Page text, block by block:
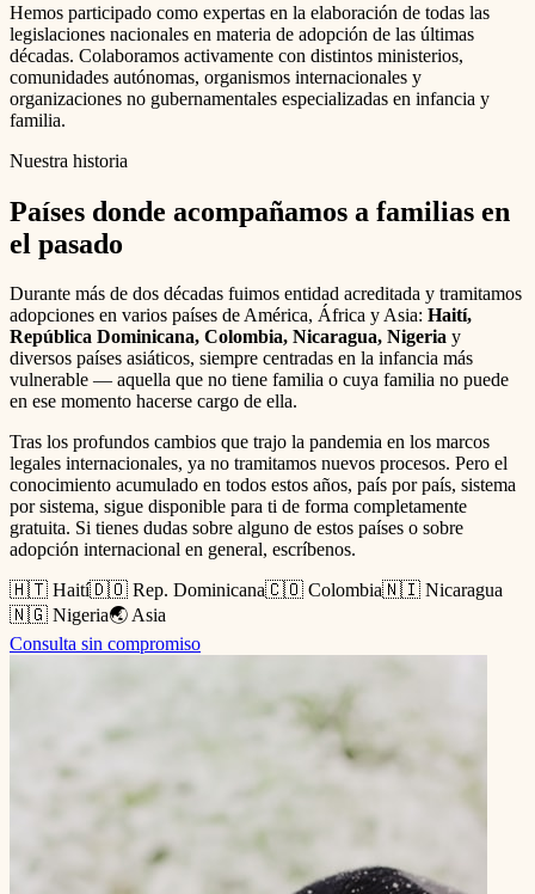
Hemos participado como expertas en la elaboración de todas las
legislaciones nacionales en materia de adopción de las últimas
décadas. Colaboramos activamente con distintos ministerios,
comunidades autónomas, organismos internacionales y
organizaciones no gubernamentales especializadas en infancia y
familia.
Nuestra historia
Países donde acompañamos a familias en
el pasado
Durante más de dos décadas fuimos entidad acreditada y tramitamos
adopciones en varios países de América, África y Asia: Haití,
República Dominicana, Colombia, Nicaragua, Nigeria y
diversos países asiáticos, siempre centradas en la infancia más
vulnerable — aquella que no tiene familia o cuya familia no puede
en ese momento hacerse cargo de ella.
Tras los profundos cambios que trajo la pandemia en los marcos
legales internacionales, ya no tramitamos nuevos procesos. Pero el
conocimiento acumulado en todos estos años, país por país, sistema
por sistema, sigue disponible para ti de forma completamente
gratuita. Si tienes dudas sobre alguno de estos países o sobre
adopción internacional en general, escríbenos.
🇭🇹 Haití🇩🇴 Rep. Dominicana🇨🇴 Colombia🇳🇮 Nicaragua
🇳🇬 Nigeria🌏 Asia
Consulta sin compromiso